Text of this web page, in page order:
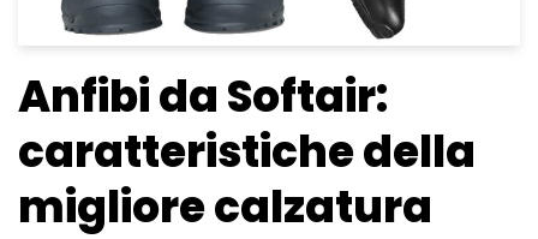
Anfibi da Softair:
caratteristiche della
migliore calzatura